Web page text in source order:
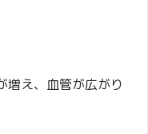
増え、血管が広がり